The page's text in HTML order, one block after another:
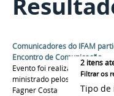
2 itens
Filtrar os
Tipo de
Comunicadores do IFAM
Encontro de Comunicação
Evento foi realizado na sede
ministrado pelos instrutores
Fagner Costa